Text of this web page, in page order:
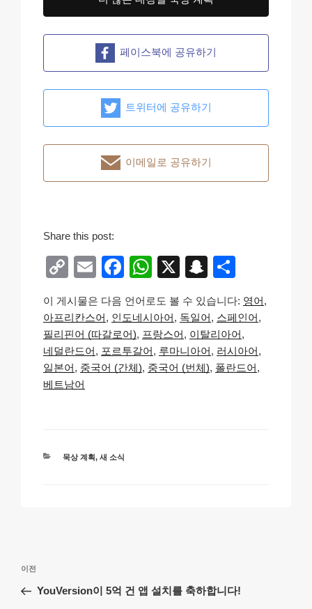
페이스북에 공유하기
트위터에 공유하기
이메일로 공유하기
Share this post:
C
p
y
Li
n
E
ail
F
c
e
b
o
W
at
s
A
p
X
S
a
p
c
h
ar
e
이 게시물은 다음 언어로도 볼 수 있습니다: 영어
아프리칸스어
인도네시아어 독일어
스페인어
필리핀어 (따갈로어)
프랑스어
이탈리아어
네덜란드어
포르투갈어 루마니아어
러시아어
일본어
중국어 (간체) 중국어 (번체) 폴란드어
베트남어
카
묵상 계획, 새 소식
색
이
전
이전
YouVersion이 5억 건 앱 설치를 축하합니다!